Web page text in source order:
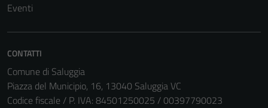
Eventi
CONTATTI
Comune di Saluggia
Piazza del Municipio, 16, 13040 Saluggia VC
Codice fiscale / P. IVA: 84501250025 / 00397790023